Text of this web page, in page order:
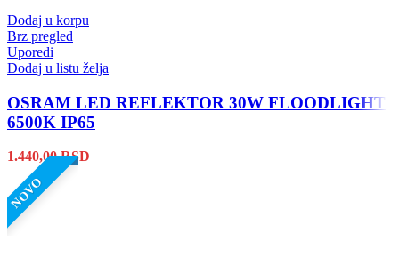
Dodaj u korpu
Brz pregled
Uporedi
Dodaj u listu želja
OSRAM LED REFLEKTOR 30W FLOODLIGHT
6500K IP65
1.440,00RSD
NOVO